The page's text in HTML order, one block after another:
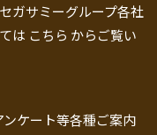
ガサミーグループ各社
は こちら からご覧い
ケート等各種ご案内